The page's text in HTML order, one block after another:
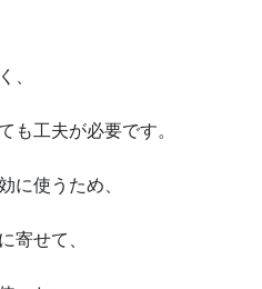
、
も工夫が必要です。
に使うため、
寄せて、